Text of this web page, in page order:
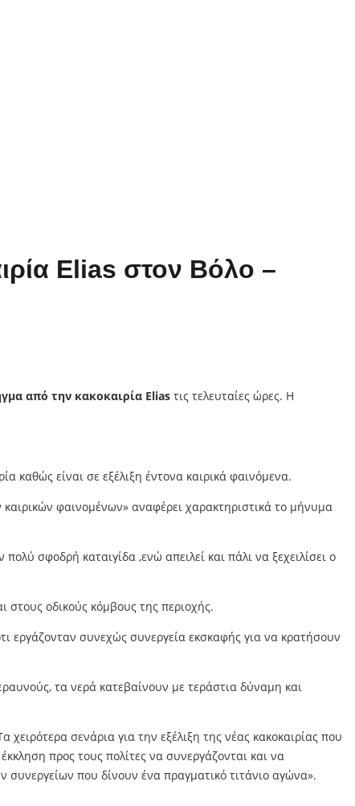
Elias στον Βόλο –
από την κακοκαιρία Elias τις τελευταίες ώρες. Η
καθώς είναι σε εξέλιξη έντονα καιρικά φαινόμενα.
φαινομένων» αναφέρει χαρακτηριστικά το μήνυμα
σφοδρή καταιγίδα ,ενώ απειλεί και πάλι να ξεχειλίσει ο
οδικούς κόμβους της περιοχής.
εργάζονταν συνεχώς συνεργεία εκσκαφής για να κρατήσουν
τα νερά κατεβαίνουν με τεράστια δύναμη και
σενάρια για την εξέλιξη της νέας κακοκαιρίας που
προς τους πολίτες να συνεργάζονται και να
συνεργείων που δίνουν ένα πραγματικό τιτάνιο αγώνα».